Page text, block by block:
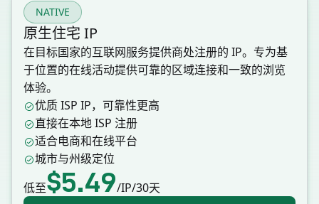
NATIVE
原生住宅 IP
在目标国家的互联网服务提供商处注册的 IP。专为基
于位置的在线活动提供可靠的区域连接和一致的浏览
体验。
优质 ISP IP，可靠性更高
直接在本地 ISP 注册
适合电商和在线平台
城市与州级定位
低至$5.49/IP/30天